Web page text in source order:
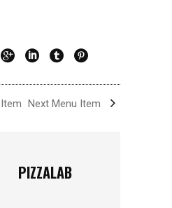
Next Menu Item
PIZZALAB